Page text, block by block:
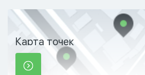
Карта точек